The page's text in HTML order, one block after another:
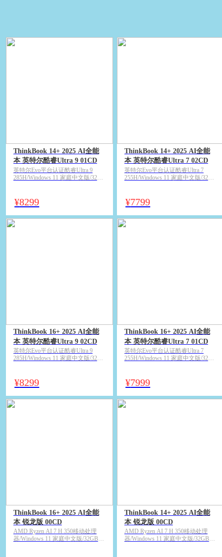
ThinkBook 14+ 2025 AI全能
本 英特尔酷睿Ultra 9 01CD
英特尔Evo平台认证酷睿Ultra 9
285H/Windows 11 家庭中文版/32GB
140T）/14.5英寸3K 广视角 LED背
光显示屏 120Hz刷新率 500尼特/月
神灰
¥8299
ThinkBook 14+ 2025 AI全能
本 英特尔酷睿Ultra 7 02CD
英特尔Evo平台认证酷睿Ultra 7
255H/Windows 11 家庭中文版/32GB
140T）/14.5英寸3K 广视角 LED背
光显示屏 120Hz刷新率 500尼特/月
神灰
¥7799
ThinkBook 16+ 2025 AI全能
本 英特尔酷睿Ultra 9 02CD
英特尔Evo平台认证酷睿Ultra 9
285H/Windows 11 家庭中文版/32GB
140T）/16英寸3.2K 广视角 LED背
光显示屏 165Hz刷新率 500尼特/月
神灰
¥8299
ThinkBook 16+ 2025 AI全能
本 英特尔酷睿Ultra 7 01CD
英特尔Evo平台认证酷睿Ultra 7
255H/Windows 11 家庭中文版/32GB
140T）/16英寸3.2K 广视角 LED背
光显示屏 165Hz刷新率 500尼特/月
神灰
¥7999
ThinkBook 16+ 2025 AI全能
本 锐龙版 00CD
AMD Ryzen AI 7 H 350移动处理
器/Windows 11 家庭中文版/32GB
ThinkBook 14+ 2025 AI全能
本 锐龙版 00CD
AMD Ryzen AI 7 H 350移动处理
器/Windows 11 家庭中文版/32GB